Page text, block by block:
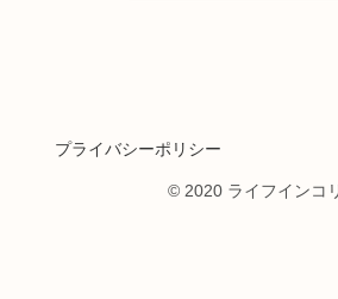
プライバシーポリシー
© 2020 ライフインコ